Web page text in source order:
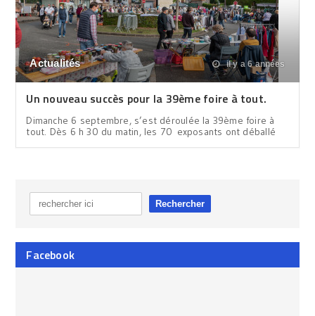
Actualités il y a 6 années
Un nouveau succès pour la 39ème foire à tout.
Dimanche 6 septembre, s’est déroulée la 39ème foire à
tout. Dès 6 h 30 du matin, les 70 exposants ont déballé
Facebook